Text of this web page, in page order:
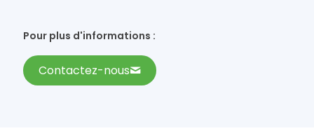
Pour plus d'informations :
Contactez-nous